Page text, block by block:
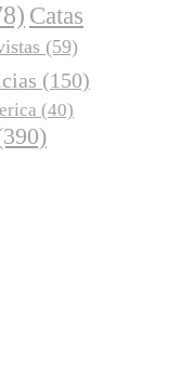
Catas
(59)
(150)
(40)